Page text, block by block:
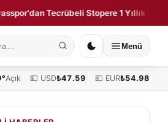
Tecrübeli Stopere 1 Yıllık Sözleşme!
Yaşam Sivas Vefat Edenler Köşe
Menü
Açık 💵 USD₺47.59 💶 EUR₺54.98